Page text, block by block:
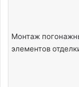
Монтаж
элементов